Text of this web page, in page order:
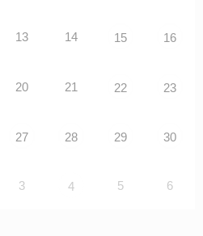
13 14 15 16
20 21 22 23
27 28 29 30
3 4 5 6